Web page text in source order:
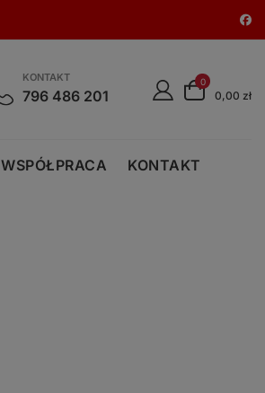
KONTAKT
796 486 201
0
0,00 zł
WSPÓŁPRACA KONTAKT